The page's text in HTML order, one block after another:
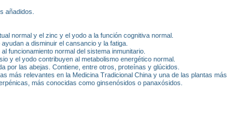
añadidos.
normal y el zinc y el yodo a la función cognitiva normal.
a disminuir el cansancio y la fatiga.
funcionamiento normal del sistema inmunitario.
y el yodo contribuyen al metabolismo energético normal.
por las abejas. Contiene, entre otros, proteínas y glúcidos.
más relevantes en la Medicina Tradicional China y una de las plantas más
más conocidas como ginsenósidos o panaxósidos.